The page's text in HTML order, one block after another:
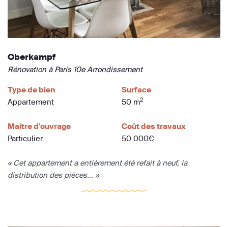
Oberkampf
Rénovation à Paris 10e Arrondissement
Type de bien
Appartement
Surface
50 m2
Maître d'ouvrage
Particulier
Coût des travaux
50 000€
« Cet appartement a entièrement été refait à neuf, la
distribution des pièces... »